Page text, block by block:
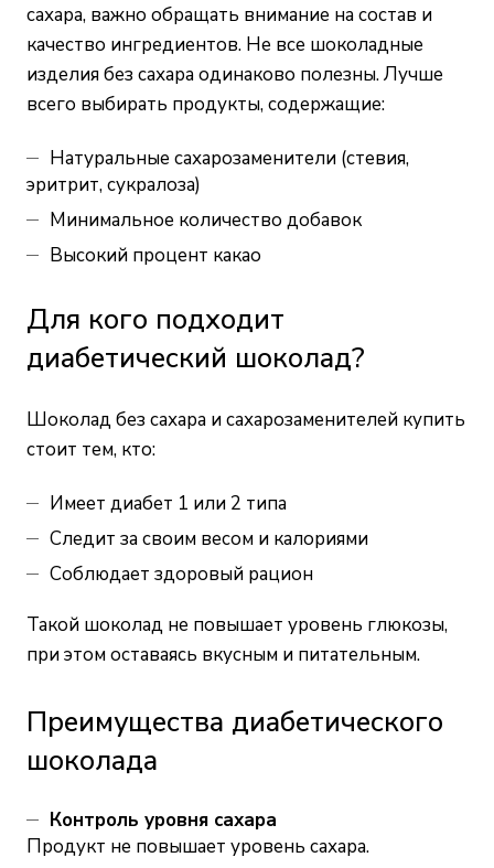
сахара, важно обращать внимание на состав и
качество ингредиентов. Не все шоколадные
изделия без сахара одинаково полезны. Лучше
всего выбирать продукты, содержащие:
Натуральные сахарозаменители (стевия,
эритрит, сукралоза)
Минимальное количество добавок
Высокий процент какао
Для кого подходит
диабетический шоколад?
Шоколад без сахара и сахарозаменителей купить
стоит тем, кто:
Имеет диабет 1 или 2 типа
Следит за своим весом и калориями
Соблюдает здоровый рацион
Такой шоколад не повышает уровень глюкозы,
при этом оставаясь вкусным и питательным.
Преимущества диабетического
шоколада
Контроль уровня сахара
Продукт не повышает уровень сахара.